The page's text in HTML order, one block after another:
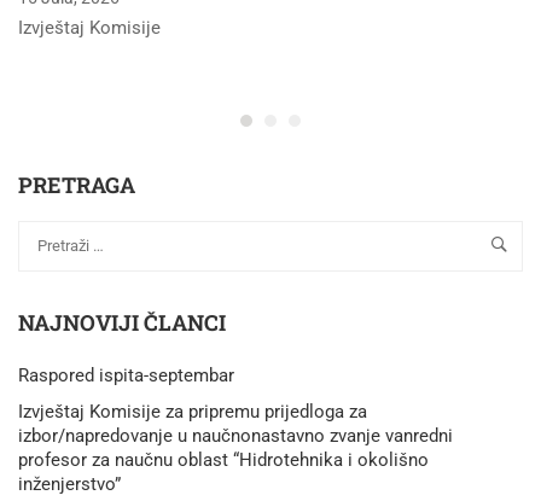
Izvještaj Komisije
PRETRAGA
NAJNOVIJI ČLANCI
Raspored ispita-septembar
Izvještaj Komisije za pripremu prijedloga za
izbor/napredovanje u naučnonastavno zvanje vanredni
profesor za naučnu oblast “Hidrotehnika i okolišno
inženjerstvo”